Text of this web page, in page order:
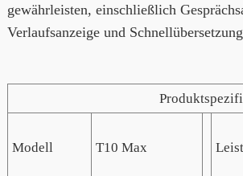
gewährleisten, einschließlich
Verlaufsanzeige und
Modell T10 Max